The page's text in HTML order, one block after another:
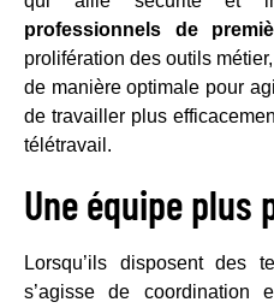
professionnels de
prolifération des outils
de manière optimale pour
de travailler plus
télétravail.
Une équipe plus
Lorsqu’ils disposent des
s’agisse de coordination